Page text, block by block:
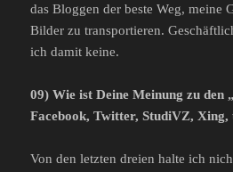
das Bloggen der beste Weg, meine
Bilder zu transportieren.
ich damit keine.
09) Wie ist Deine Meinung zu den
Facebook, Twitter, StudiVZ, Xing,
Von den letzten dreien halte ich